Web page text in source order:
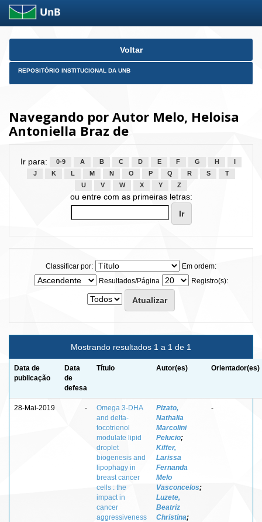
Skip
Voltar
REPOSITÓRIO INSTITUCIONAL DA UNB
Navegando por Autor Melo, Heloisa
Antoniella Braz de
Ir para: 0-9 A B C D E F G H
J
K L M N O P Q R S
T
U
V W X Y Z
ou entre com as primeiras letras:
Classificar por:
Em ordem:
Resultados/Página
Registro(s):
Mostrando resultados 1 a 1 de 1
Data de
publicação
Data
de
defesa
Título Autor(es) Orientador(es)
28-Mai-2019 -
Omega 3-DHA
and delta-
tocotrienol
modulate lipid
droplet
biogenesis and
lipophagy in
breast cancer
cells : the
impact in
cancer
aggressiveness
Pizato,
Nathalia
Marcolini
Pelucio;
Kiffer,
Larissa
Fernanda
Melo
Vasconcelos;
Luzete,
Beatriz
Christina;
-